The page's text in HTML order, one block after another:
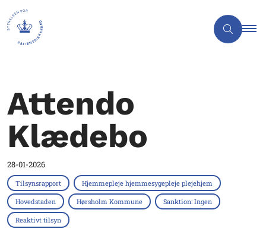
Attendo
Klædebo
28-01-2026
Tilsynsrapport Hjemmepleje hjemmesygepleje plejehjem
Hovedstaden Hørsholm Kommune Sanktion: Ingen
Reaktivt tilsyn